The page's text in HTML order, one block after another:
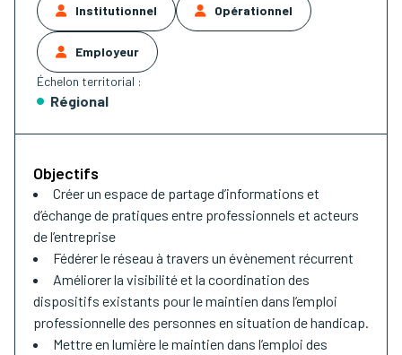
Institutionnel
Opérationnel
Employeur
Échelon territorial :
Régional
Objectifs
Créer un espace de partage d’informations et
d’échange de pratiques entre professionnels et acteurs
de l’entreprise
Fédérer le réseau à travers un évènement récurrent
Améliorer la visibilité et la coordination des
dispositifs existants pour le maintien dans l’emploi
professionnelle des personnes en situation de handicap.
Mettre en lumière le maintien dans l’emploi des